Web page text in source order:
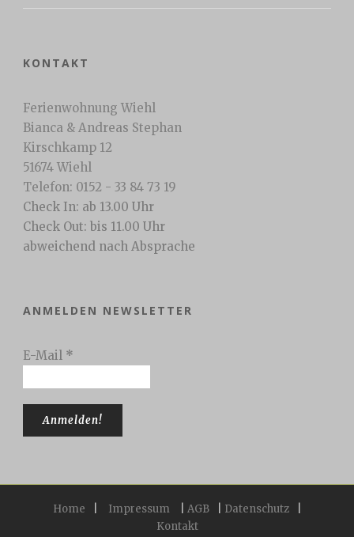
KONTAKT
Ferienwohnung Wiehl
Bianca & Andreas Stephan
Kirschkamp 12
51674 Wiehl
Telefon: 0152 - 33 84 73 19
Check In: ab 13.00 Uhr
Check Out: bis 11.00 Uhr
abweichend nach Absprache
ANMELDEN NEWSLETTER
E-Mail *
Home Impressum AGB Datenschutz
Kontakt